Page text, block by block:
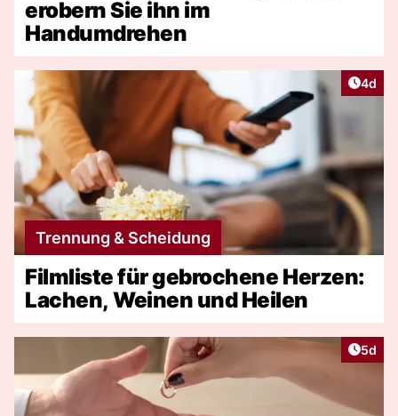
erobern Sie ihn im
Handumdrehen
4d
Trennung & Scheidung
Filmliste für gebrochene Herzen:
Lachen, Weinen und Heilen
5d